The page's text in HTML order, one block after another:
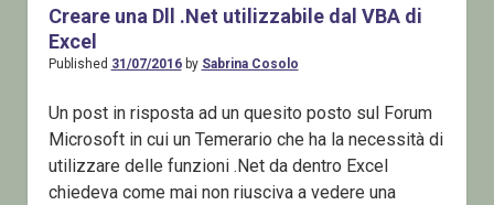
Creare una Dll .Net utilizzabile dal VBA di
Excel
Published 31/07/2016by Sabrina Cosolo
Un post in risposta ad un quesito posto sul Forum
Microsoft in cui un Temerario che ha la necessità di
utilizzare delle funzioni .Net da dentro Excel
chiedeva come mai non riusciva a vedere una